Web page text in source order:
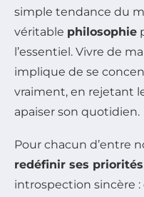
simple tendance du
véritable philosophie
l’essentiel. Vivre de
implique de se
vraiment, en rejetant
apaiser son quotidien.
Pour chacun d’entre
redéfinir ses priorités
introspection sincère :